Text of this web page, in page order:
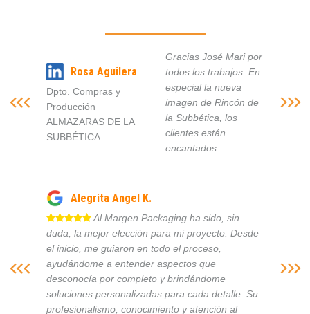
Rosa Aguilera
Dpto. Compras y
Producción
ALMAZARAS DE LA
SUBBÉTICA
Gracias José Mari por
todos los trabajos. En
especial la nueva
imagen de Rincón de
la Subbética, los
clientes están
encantados.
Alegrita Angel K.
Al Margen Packaging ha sido, sin
duda, la mejor elección para mi proyecto. Desde
el inicio, me guiaron en todo el proceso,
ayudándome a entender aspectos que
desconocía por completo y brindándome
soluciones personalizadas para cada detalle. Su
profesionalismo, conocimiento y atención al